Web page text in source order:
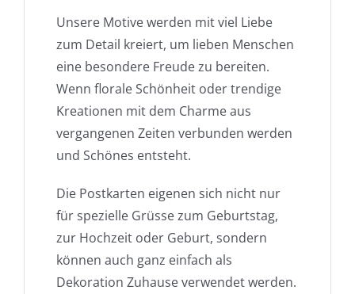
Unsere Motive werden mit viel Liebe
zum Detail kreiert, um lieben Menschen
eine besondere Freude zu bereiten.
Wenn florale Schönheit oder trendige
Kreationen mit dem Charme aus
vergangenen Zeiten verbunden werden
und Schönes entsteht.
Die Postkarten eigenen sich nicht nur
für spezielle Grüsse zum Geburtstag,
zur Hochzeit oder Geburt, sondern
können auch ganz einfach als
Dekoration Zuhause verwendet werden.